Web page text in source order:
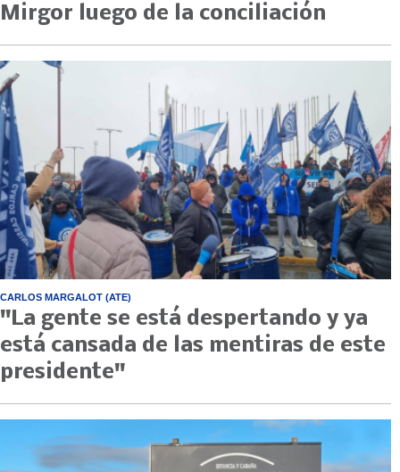
Mirgor luego de la conciliación
CARLOS MARGALOT (ATE)
"La gente se está despertando y ya
está cansada de las mentiras de este
presidente"